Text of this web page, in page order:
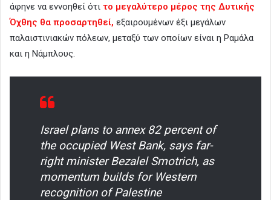
άφηνε να εννοηθεί ότι το μεγαλύτερο μέρος της Δυτικής
Όχθης θα προσαρτηθεί, εξαιρουμένων έξι μεγάλων
παλαιστινιακών πόλεων, μεταξύ των οποίων είναι η Ραμάλα
και η Νάμπλους.
Israel plans to annex 82 percent of
the occupied West Bank, says far-
right minister Bezalel Smotrich, as
momentum builds for Western
recognition of Palestine